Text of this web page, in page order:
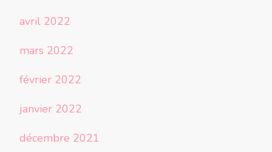
avril 2022
mars 2022
février 2022
janvier 2022
décembre 2021